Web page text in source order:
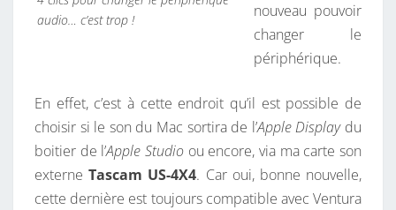
audio… c’est trop !
nouveau pouvoir
changer le
périphérique.
En effet, c’est à cette endroit qu’il est possible de
choisir si le son du Mac sortira de l’Apple Displaydu
boitier de l’Apple Studio ou encore, via ma carte son
externeTascam US-4X4. Car oui, bonne nouvelle,
cette dernière est toujours compatible avec Ventura